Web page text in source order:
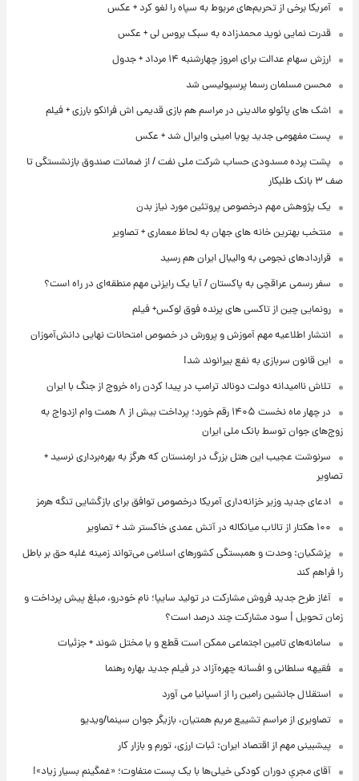
آمریکا برخی از تحریم‌های مربوط به سپاه را لغو کرد + عکس
قدرت نمایی نوید محمدزاده به سبک بروس لی + عکس
ارزش سهام عدالت برای امروز چهارشنبه ۱۴ مرداد + جدول
محسن مسلمان رسما پرسپولیسی شد
اشک های پائولو مالدینی در مراسم هم بازی قدیمی اش فرانکو بارزی + فیلم
پست مفهومی جدید پویا امینی وایرال شد + عکس
پشت پرده‌ مسدودی حساب شرکت ملی نفت / از ضمانت صندوق بازنشستگی تا
صف ۳ بانک طلبکار
یک پژوهش مهم درخصوص پروتئین مورد نیاز بدن
منتخب بهترین خانه های جهان به لحاظ معماری + تصاویر
قراردادهای نجومی به والیبال ایران هم رسید
سفر رسمی عراقچی به پاکستان / آیا یک رایزنی مهم منطقه‌ای در راه است؟
رونمایی چین از تاکسی های پرنده فوق لوکس+ فیلم
انتشار اطلاعیه مهم آموزش و پرورش در خصوص امتحانات نهایی دانش‌آموزان
این قانون سربازی به نفع بیرانوند شد!
تلاش ناامیدانه‌ دولت دونالد ترامپ در پیدا کردن راه خروج از جنگ با ایران
در چهار ماه نخست ۱۴۰۵ رقم خورد؛ پرداخت بیش از ۸ همت وام ازدواج به
زوج‌های جوان توسط بانک ملی ایران
سرنوشت عجیب این هتل بزرگ در ارمنستان که هرگز به بهره‌برداری نرسید +
تصاویر
ادعای جدید وزیر خزانه‌داری آمریکا درخصوص توافق برای بازگشایی تنگه هرمز
۱۰۰ هکتار از تالاب میانکاله در آتش عمدی خاکستر شد + تصاویر
پزشکیان: وحدت و همبستگی کشورهای اسلامی می‌تواند زمینه غلبه حق بر باطل
را فراهم کند
آغاز طرح جدید فروش مشارکت در تولید سایپا؛ نام خودرو، مبلغ پیش پرداخت و
زمان تحویل | سود مشارکت چند درصد است؟
سامانه‌های تامین اجتماعی ممکن است قطع و یا مختل شوند + جزئیات
فقیهه سلطانی و افسانه چهره‌آزاد در فیلم جدید بهاره رهنما
استقلال جانشین رامین را از اسپانیا می آورد
تصاویری از مراسم تشییع مریم همتیان، بازیگر جوان سینما/ویدیو
پیشبینی مهم از اقتصاد ایران: ثبات ارزی، تورم و بازار کار
آقای مجریِ دوران کودکی خیلی‌ها با یک پست متفاوت؛ «غمگینم بسیار زیاد»!